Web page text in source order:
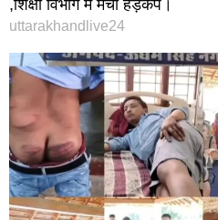
,शिक्षा विभाग में मचा हड़कंप।
uttarakhandlive24